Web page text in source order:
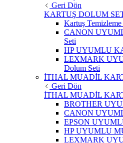
Geri Dön
KARTUŞ DOLUM
Kartuş
CANON
Seti
HP UYUMLU
LEXMARK
Dolum Seti
İTHAL MUADİL
Geri Dön
İTHAL MUADİL
BROTHER
CANON
EPSON
HP UYUMLU
LEXMARK